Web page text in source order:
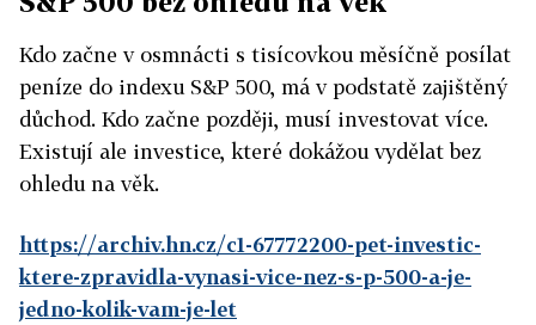
Kdo začne v osmnácti s tisícovkou měsíčně posílat
peníze do indexu S&P 500, má v podstatě zajištěný
důchod. Kdo začne později, musí investovat více.
Existují ale investice, které dokážou vydělat bez
ohledu na věk.
https://archiv.hn.cz/c1-67772200-pet-investic-
ktere-zpravidla-vynasi-vice-nez-s-p-500-a-je-
jedno-kolik-vam-je-let